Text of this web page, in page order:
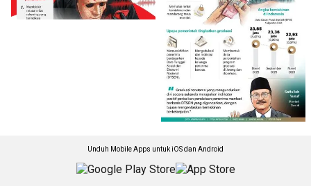
Unduh Mobile Apps untuk iOS dan Android